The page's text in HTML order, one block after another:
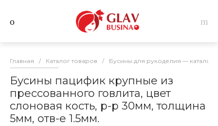
Главная / Каталог товаров / Бусины для рукоделия — каталог
Бусины пацифик крупные из
прессованного говлита, цвет
слоновая кость, р-р 30мм, толщина
5мм, отв-е 1.5мм.